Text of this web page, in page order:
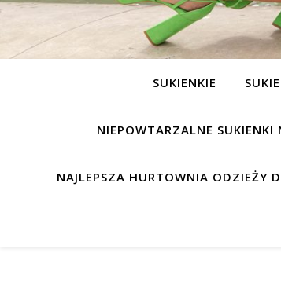
SUKIENKIE
NIEPOWTARZALNE SUKIENKI
NAJLEPSZA HURTOWNIA ODZIEŻY